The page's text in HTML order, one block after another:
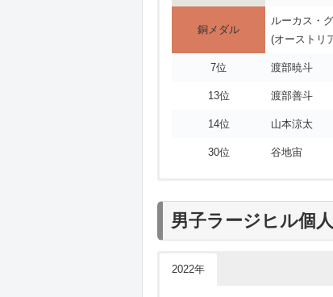
銅メダル
ルーカス・
(オーストリ
7位 渡部暁斗
13位 渡部善斗
14位 山本涼太
30位 谷地宙
男子ラージヒル個
2022年